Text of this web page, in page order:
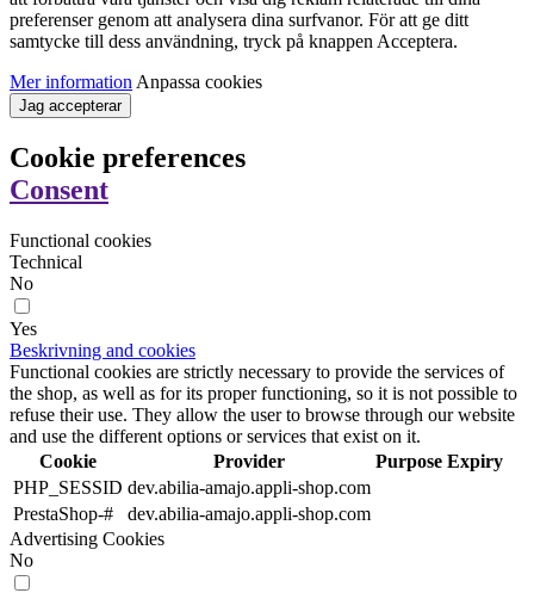
preferenser genom att analysera dina surfvanor. För att ge ditt
samtycke till dess användning, tryck på knappen Acceptera.
Mer information Anpassa cookies
Jag accepterar
Cookie preferences
Consent
Functional cookies
Technical
No
Yes
Beskrivning and cookies
Functional cookies are strictly necessary to provide the services of
the shop, as well as for its proper functioning, so it is not possible to
refuse their use. They allow the user to browse through our website
and use the different options or services that exist on it.
Cookie
Provider Purpose Expiry
PHP_SESSID dev.abilia-amajo.appli-shop.com
PrestaShop-#
dev.abilia-amajo.appli-shop.com
Advertising Cookies
No